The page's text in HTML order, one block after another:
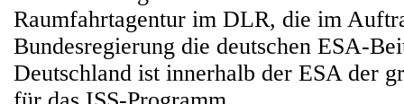
Raumfahrtagentur im DLR, die im
Bundesregierung die deutschen ESA-
Deutschland ist innerhalb der ESA der